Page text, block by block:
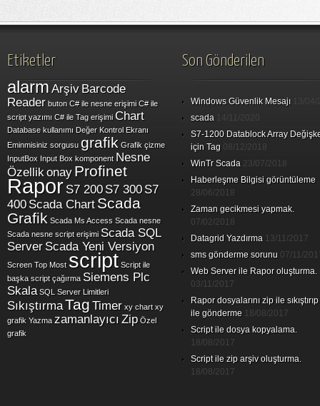
Etiketler
alarmArşiv Barcode
Reader buton C# ile nesne erişimi C# ile
script yazımı C# ile Tag erişimi Chart
Database kullanımı Değer Kontrol Ekranı
Eminmisiniz sorgusu grafik Grafik çizme
InputBox Input Box komponent Nesne
Özellikonay Profinet
Rapor S7 200 S7 300 S7
400 Scada Chart Scada
Grafik Scada Ms Access Scada nesne
Scada nesne script erişimi Scada SQL
Server Scada Yeni Versiyon
Screen Top Most script Script ile
başka script çağırma Siemens Plc
Skala SQL Server Limitleri
SıkıştırmaTag Timer xy chart xy
grafik Yazma zamanlayıcı Zip Özel
grafik
Son Gönderilen
Windows Güvenlik Mesajı
scada
S7-1200 Datablock Array
için Tag 08/12/2018
WinTr Scada 23/07/2018
Haberleşme Bilgisi görüntüleme
28/06/2018
Zaman gecikmesi yapmak.
07/02/2018
Datagrid Yazdırma 13/11/2017
sms gönderme sorunu 07/11/
Web Server ile Rapor oluşturma.
03/11/2017
Rapor dosyalarını zip ile
ile gönderme 18/08/2017
Script ile dosya kopyalama.
18/08/2017
Script ile zip arşiv oluşturma.
18/08/2017